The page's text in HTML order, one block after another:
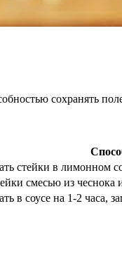
сохранять
стейки в лимонном
смесью из чеснока
в соусе на 1-2 часа,